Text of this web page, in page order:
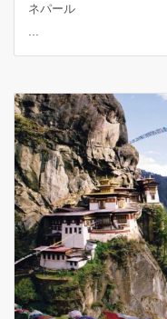
ネパール